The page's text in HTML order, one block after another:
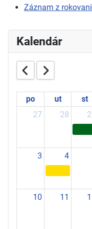
Záznam z
Kalendár
po ut st
27
28
3 4
10 11